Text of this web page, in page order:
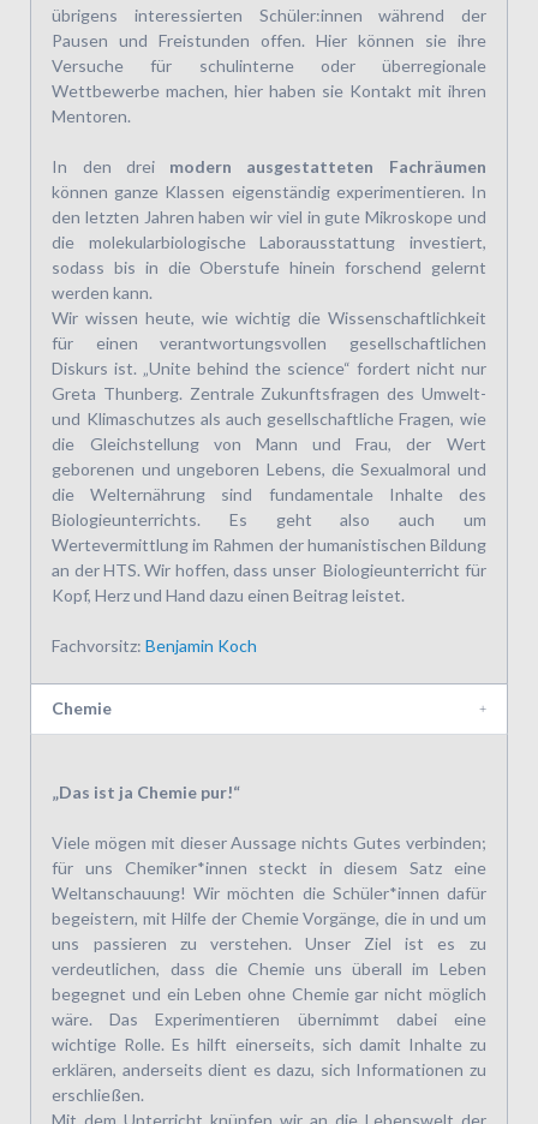
übrigens interessierten Schüler:innen während der
Pausen und Freistunden offen. Hier können sie ihre
Versuche für schulinterne oder überregionale
Wettbewerbe machen, hier haben sie Kontakt mit ihren
Mentoren.
In den drei modern ausgestatteten Fachräumen
können ganze Klassen eigenständig experimentie­ren. In
den letzten Jahren haben wir viel in gute Mikroskope und
die molekularbiologische Laborausstattung investiert,
sodass bis in die Oberstufe hinein forschend gelernt
werden kann.
Wir wissen heute, wie wichtig die Wissenschaftlichkeit
für einen verantwortungsvollen gesellschaft­lichen
Diskurs ist. „Unite behind the science“ fordert nicht nur
Greta Thunberg. Zentrale Zukunftsfragen des Umwelt-
und Klimaschutzes als auch gesellschaftliche Fragen, wie
die Gleichstellung von Mann und Frau, der Wert
geborenen und ungeboren Lebens, die Sexualmoral und
die Welternährung sind fundamentale Inhalte des
Biologieunterrichts. Es geht also auch um
Wertevermittlung im Rahmen der humanistischen Bildung
an der HTS. Wir hoffen, dass unser Biologieunterricht für
Kopf, Herz und Hand dazu einen Beitrag leistet.
Fachvorsitz:Benjamin Koch
Chemie
„Das ist ja Chemie pur!“
Viele mögen mit dieser Aussage nichts Gutes verbinden;
für uns Chemiker*innen steckt in diesem Satz eine
Weltanschauung! Wir möchten die Schüler*innen dafür
begeistern, mit Hilfe der Chemie Vorgänge, die in und um
uns passieren zu verstehen. Unser Ziel ist es zu
verdeutlichen, dass die Chemie uns überall im Leben
begegnet und ein Leben ohne Chemie gar nicht möglich
wäre. Das Experimentieren übernimmt dabei eine
wichtige Rolle. Es hilft einerseits, sich damit Inhalte zu
erklären, anderseits dient es dazu, sich Informationen zu
erschließen.
Mit dem Unterricht knüpfen wir an die Lebenswelt der